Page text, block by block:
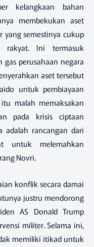
kelangkaan bahan
membekukan aset
yang semestinya cukup
rakyat. Ini termasuk
perusahaan negara
aset tersebut
untuk pembiayaan
malah memaksakan
pada krisis ciptaan
adalah rancangan dari
untuk melemahkan
Novri.
konflik secara damai
justru mendorong
AS Donald Trump
militer. Selama ini,
memiliki itikad untuk